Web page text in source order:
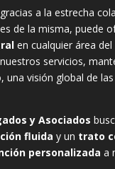
a la estrecha
de la misma, puede
en cualquier área del
servicios,
visión global de las
y Asociados
fluida y un trato
personalizada a